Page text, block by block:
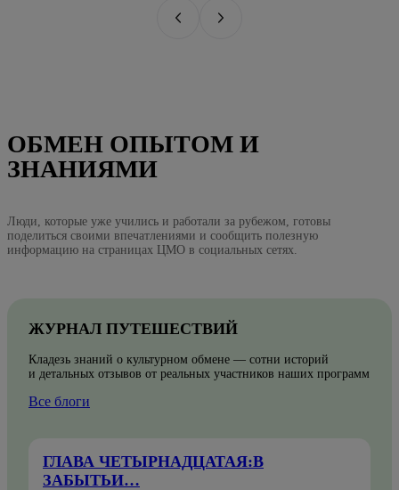
ОБМЕН ОПЫТОМ И
ЗНАНИЯМИ
Люди, которые уже учились и работали за рубежом, готовы
поделиться своими впечатлениями и сообщить полезную
информацию на страницах ЦМО в социальных сетях.
ЖУРНАЛ ПУТЕШЕСТВИЙ
Кладезь знаний о культурном обмене — сотни историй
и детальных отзывов от реальных участников наших программ
Все блоги
ГЛАВА ЧЕТЫРНАДЦАТАЯ:В
ЗАБЫТЬИ…